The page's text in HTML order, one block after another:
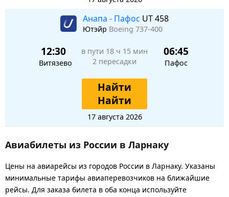
Анапа - Пафос UT 458
Ютэйр Boeing 737-400
12:30
Витязево
в пути 18 ч 15 мин
2 пересадки
06:45
Пафос
Найти
Найти
17 августа 2026
Авиабилеты из России в Ларнаку
Цены на авиарейсы из городов России в Ларнаку. Указаны
минимальные тарифы авиаперевозчиков на ближайшие
рейсы. Для заказа билета в оба конца используйте